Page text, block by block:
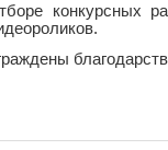
конкурсных